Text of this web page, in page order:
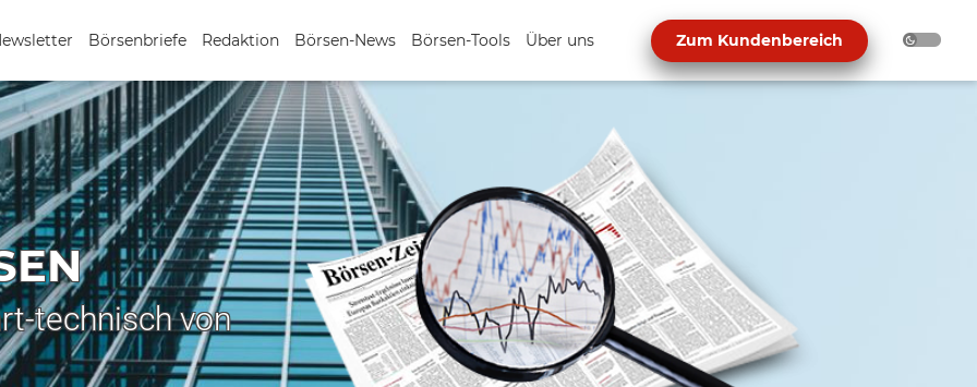
Börsenbriefe Redaktion Börsen-News Börsen-Tools Über uns Zum Kundenbereich
technisch von